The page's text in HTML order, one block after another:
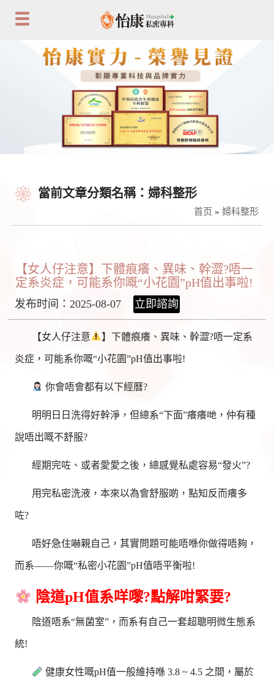
當前文章分類名稱：婦科整形
首页 » 婦科整形
【女人仔注意】下體痕癢、異味、幹澀?唔一
定系炎症，可能系你嘅“小花園”pH值出事啦!
发布时间：2025-08-07 立即諮詢
【女人仔注意 】下體痕癢、異味、幹澀?唔一定系
炎症，可能系你嘅“小花園”pH值出事啦!
你會唔會都有以下經曆?
明明日日洗得好幹淨，但總系“下面”癢癢哋，仲有種
說唔出嘅不舒服?
經期完咗、或者愛愛之後，總感覺私處容易“發火”?
用完私密洗液，本來以為會舒服啲，點知反而癢多
咗?
唔好急住嚇親自己，其實問題可能唔喺你做得唔夠，
而系——你嘅“私密小花園”pH值唔平衡啦!
陰道pH值系咩嚟?點解咁緊要?
陰道唔系“無菌室”，而系有自己一套超聰明微生態系
統!
健康女性嘅pH值一般維持喺 3.8 ~ 4.5 之間，屬於